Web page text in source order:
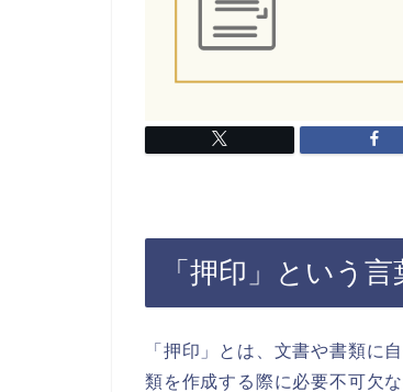
「押印」という
「押印」とは、文書や書類に
類を作成する際に必要不可欠